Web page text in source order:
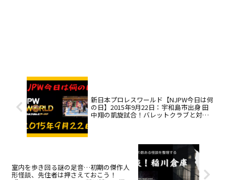
新日本プロレスワールド【NJPW今日は何
の日】2015年9月22日：宇和島市出身 田
中翔の凱旋試合！バレットクラブと対
室内を歩き回る謎の足音…初期の傑作人
形怪談、先住者は押さえておこう！